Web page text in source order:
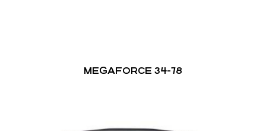
MEGAFORCE 34-78